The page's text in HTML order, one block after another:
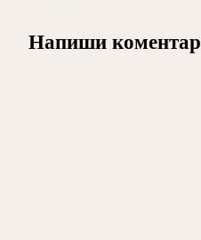
Напиши коментар